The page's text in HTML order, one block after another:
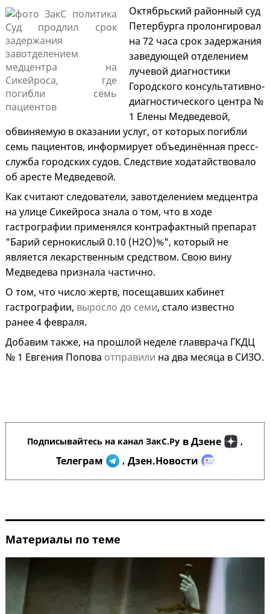
Октябрьский районный суд
Петербурга пролонгировал
на 72 часа срок задержания
заведующей отделением
лучевой диагностики
Городского консультативно-
диагностического центра №
1 Елены Медведевой,
обвиняемую в оказании услуг, от которых погибли
семь пациентов, информирует объединённая пресс-
служба городских судов. Следствие ходатайствовало
об аресте Медведевой.
Как считают следователи, завотделением медцентра
на улице Сикейроса знала о том, что в ходе
гастрографии применялся контрафактный препарат
"Барий сернокислый 0.10 (H2O)%", который не
является лекарственным средством. Свою вину
Медведева признала частично.
О том, что число жертв, посещавших кабинет
гастрографии, выросло до семи, стало известно
ранее 4 февраля.
Добавим также, на прошлой неделе главврача ГКДЦ
№ 1 Евгения Попова отправили на два месяца в СИЗО.
Подписывайтесь на канал ЗакС.Ру в Дзене ,
Телеграм , Дзен.Новости
Материалы по теме